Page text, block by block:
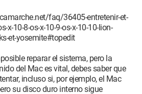
faq/36405-entretenir-et-
x-10-8-os-x-10-9-os-x-10-10-lion-
et-yosemite#topedit
reparar el sistema, pero la
del Mac es vital, debes saber que
incluso si, por ejemplo, el Mac
su disco duro interno sigue